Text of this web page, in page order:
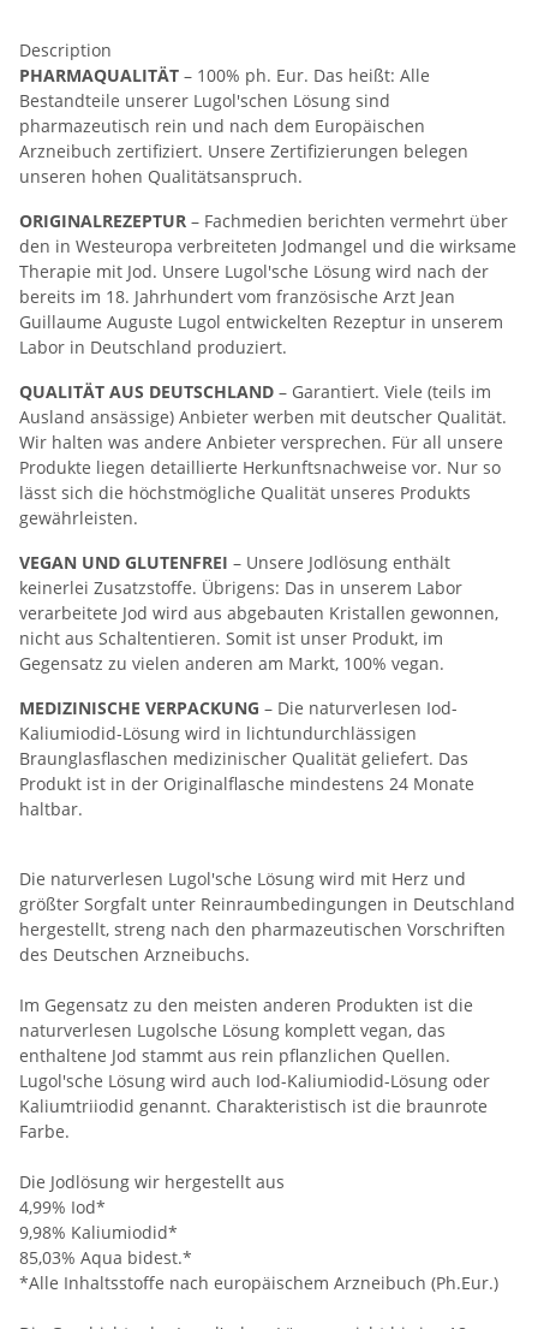
Description
PHARMAQUALITÄT – 100% ph. Eur. Das heißt: Alle
Bestandteile unserer Lugol'schen Lösung sind
pharmazeutisch rein und nach dem Europäischen
Arzneibuch zertifiziert. Unsere Zertifizierungen belegen
unseren hohen Qualitätsanspruch.
ORIGINALREZEPTUR – Fachmedien berichten vermehrt über
den in Westeuropa verbreiteten Jodmangel und die wirksame
Therapie mit Jod. Unsere Lugol'sche Lösung wird nach der
bereits im 18. Jahrhundert vom französische Arzt Jean
Guillaume Auguste Lugol entwickelten Rezeptur in unserem
Labor in Deutschland produziert.
QUALITÄT AUS DEUTSCHLAND – Garantiert. Viele (teils im
Ausland ansässige) Anbieter werben mit deutscher Qualität.
Wir halten was andere Anbieter versprechen. Für all unsere
Produkte liegen detaillierte Herkunftsnachweise vor. Nur so
lässt sich die höchstmögliche Qualität unseres Produkts
gewährleisten.
VEGAN UND GLUTENFREI – Unsere Jodlösung enthält
keinerlei Zusatzstoffe. Übrigens: Das in unserem Labor
verarbeitete Jod wird aus abgebauten Kristallen gewonnen,
nicht aus Schaltentieren. Somit ist unser Produkt, im
Gegensatz zu vielen anderen am Markt, 100% vegan.
MEDIZINISCHE VERPACKUNG – Die naturverlesen Iod-
Kaliumiodid-Lösung wird in lichtundurchlässigen
Braunglasflaschen medizinischer Qualität geliefert. Das
Produkt ist in der Originalflasche mindestens 24 Monate
haltbar.
Die naturverlesen Lugol'sche Lösung wird mit Herz und
größter Sorgfalt unter Reinraumbedingungen in Deutschland
hergestellt, streng nach den pharmazeutischen Vorschriften
des Deutschen Arzneibuchs.
Im Gegensatz zu den meisten anderen Produkten ist die
naturverlesen Lugolsche Lösung komplett vegan, das
enthaltene Jod stammt aus rein pflanzlichen Quellen.
Lugol'sche Lösung wird auch Iod-Kaliumiodid-Lösung oder
Kaliumtriiodid genannt. Charakteristisch ist die braunrote
Farbe.
Die Jodlösung wir hergestellt aus
4,99% Iod*
9,98% Kaliumiodid*
85,03% Aqua bidest.*
*Alle Inhaltsstoffe nach europäischem Arzneibuch (Ph.Eur.)